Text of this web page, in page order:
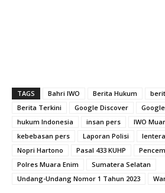
TAGS Bahri IWO Berita Hukum
Berita Terkini
Google Discover
hukum Indonesia
insan pers
IWO
kebebasan pers
Laporan Polisi
Nopri Hartono
Pasal 433 KUHP
Polres Muara Enim
Sumatera Selatan
Undang-Undang Nomor 1 Tahun 2023